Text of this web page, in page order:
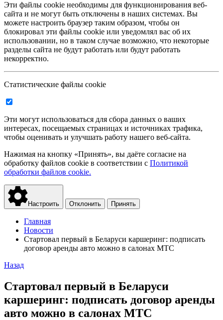
Эти файлы cookie необходимы для функционирования веб-
сайта и не могут быть отключены в наших системах. Вы
можете настроить браузер таким образом, чтобы он
блокировал эти файлы cookie или уведомлял вас об их
использовании, но в таком случае возможно, что некоторые
разделы сайта не будут работать или будут работать
некорректно.
Статистические файлы cookie
Эти могут использоваться для сбора данных о ваших
интересах, посещаемых страницах и источниках трафика,
чтобы оценивать и улучшать работу нашего веб-сайта.
Нажимая на кнопку «Принять», вы даёте согласие на
обработку файлов cookie в соответствии с Политикой
обработки файлов cookie.
Настроить Отклонить Принять
Главная
Новости
Стартовал первый в Беларуси каршеринг: подписать
договор аренды авто можно в салонах МТС
Назад
Стартовал первый в Беларуси
каршеринг: подписать договор аренды
авто можно в салонах МТС